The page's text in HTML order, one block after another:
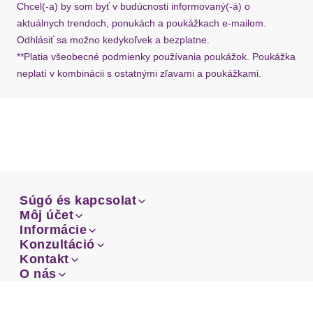
Chcel(-a) by som byť v budúcnosti informovaný(-á) o
aktuálnych trendoch, ponukách a poukážkach e-mailom.
Odhlásiť sa možno kedykoľvek a bezplatne.
**Platia všeobecné podmienky používania poukážok. Poukážka
neplatí v kombinácii s ostatnými zľavami a poukážkami.
Súgó és kapcsolat
Email
Facebook
Instagram
Súgó és kapcsolat
Email
Facebook
Môj účet
Prehľad objednávok
Môj účet
Prehľad objednávok
Informácie
Doprava
Platba
Informácie
Doprava
Konzultáció
Sprievodca-veľkosťami
Konzultáció
Kontakt
Zákaznícke oddelenie
Kontakt
O nás